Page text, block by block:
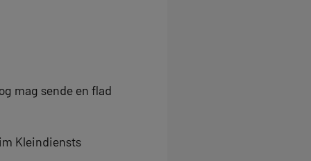
mag sende en flad
Kleindiensts